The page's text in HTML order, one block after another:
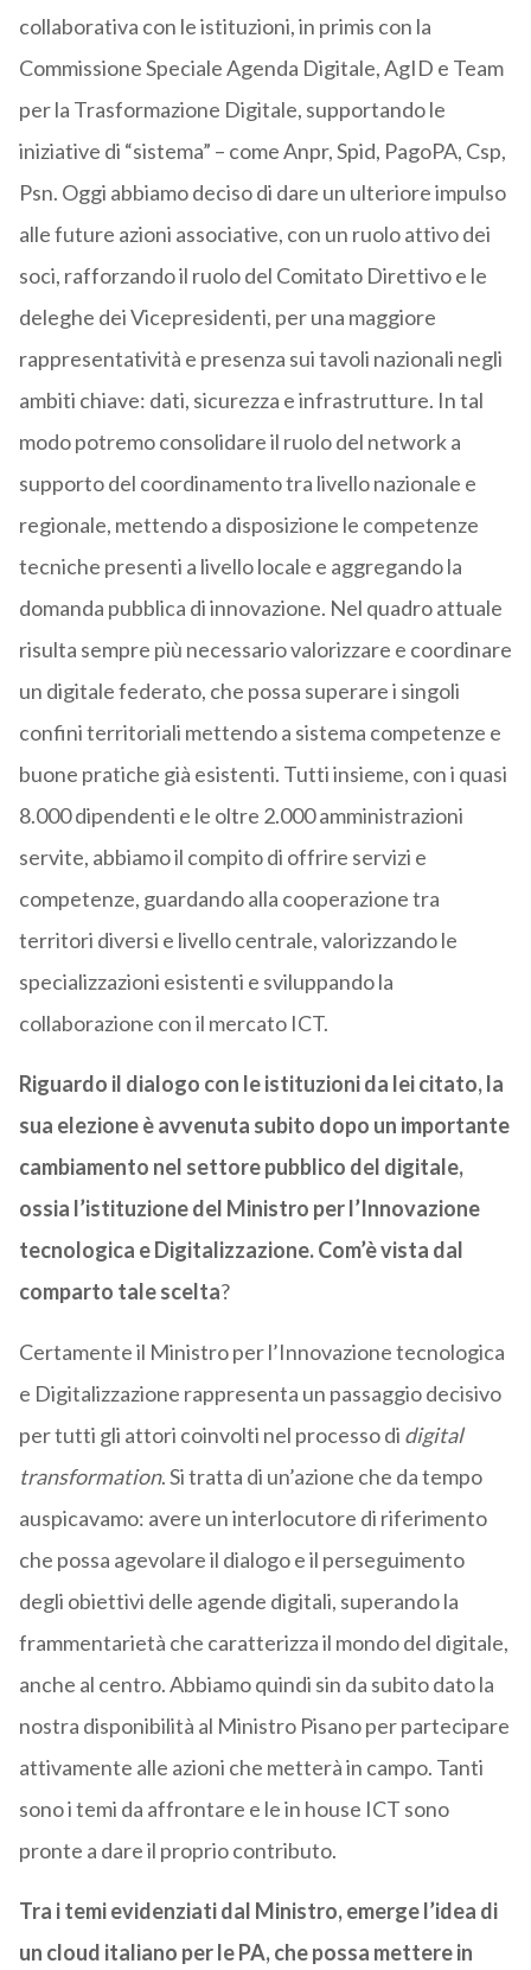
collaborativa con le istituzioni, in primis con la
Commissione Speciale Agenda Digitale, AgID e Team
per la Trasformazione Digitale, supportando le
iniziative di “sistema” – come Anpr, Spid, PagoPA, Csp,
Psn. Oggi abbiamo deciso di dare un ulteriore impulso
alle future azioni associative, con un ruolo attivo dei
soci, rafforzando il ruolo del Comitato Direttivo e le
deleghe dei Vicepresidenti, per una maggiore
rappresentatività e presenza sui tavoli nazionali negli
ambiti chiave: dati, sicurezza e infrastrutture. In tal
modo potremo consolidare il ruolo del network a
supporto del coordinamento tra livello nazionale e
regionale, mettendo a disposizione le competenze
tecniche presenti a livello locale e aggregando la
domanda pubblica di innovazione. Nel quadro attuale
risulta sempre più necessario valorizzare e coordinare
un digitale federato, che possa superare i singoli
confini territoriali mettendo a sistema competenze e
buone pratiche già esistenti. Tutti insieme, con i quasi
8.000 dipendenti e le oltre 2.000 amministrazioni
servite, abbiamo il compito di offrire servizi e
competenze, guardando alla cooperazione tra
territori diversi e livello centrale, valorizzando le
specializzazioni esistenti e sviluppando la
collaborazione con il mercato ICT.
Riguardo il dialogo con le istituzioni da lei citato, la
sua elezione è avvenuta subito dopo un importante
cambiamento nel settore pubblico del digitale,
ossia l’istituzione del Ministro per l’Innovazione
tecnologica e Digitalizzazione. Com’è vista dal
comparto tale scelta?
Certamente il Ministro per l’Innovazione tecnologica
e Digitalizzazione rappresenta un passaggio decisivo
per tutti gli attori coinvolti nel processo di digital
transformation. Si tratta di un’azione che da tempo
auspicavamo: avere un interlocutore di riferimento
che possa agevolare il dialogo e il perseguimento
degli obiettivi delle agende digitali, superando la
frammentarietà che caratterizza il mondo del digitale,
anche al centro. Abbiamo quindi sin da subito dato la
nostra disponibilità al Ministro Pisano per partecipare
attivamente alle azioni che metterà in campo. Tanti
sono i temi da affrontare e le in house ICT sono
pronte a dare il proprio contributo.
Tra i temi evidenziati dal Ministro, emerge l’idea di
un cloud italiano per le PA, che possa mettere in